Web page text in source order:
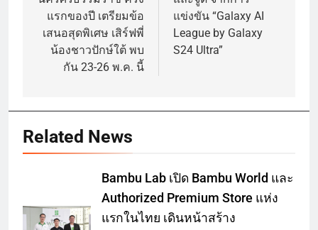
แรกของปี เตรียมข้อ
เสนอสุดพิเศษ เสิร์ฟพี่
น้องชาวปักษ์ใต้ พบ
กัน 23-26 พ.ค. นี้
แข่งขัน “Galaxy AI
League by Galaxy
S24 Ultra”
Related News
Bambu Lab เปิด Bambu World และ
Authorized Premium Store แห่ง
แรกในไทย เดินหน้าสร้าง